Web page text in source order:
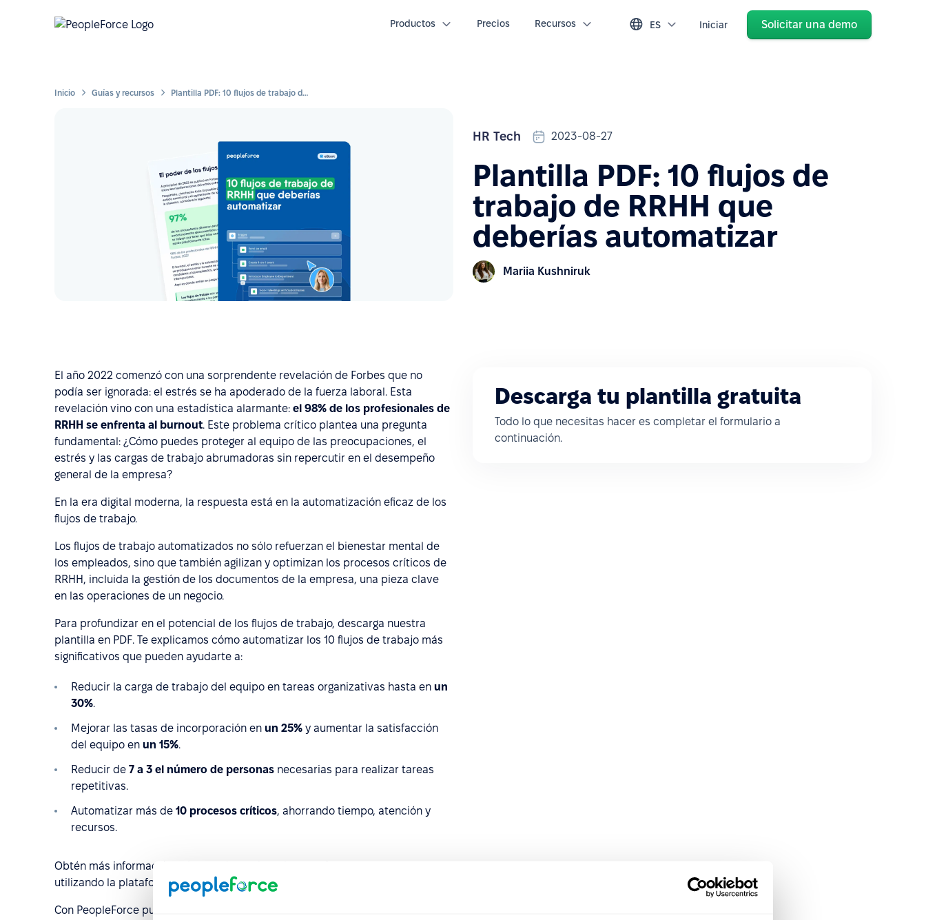
Productos Precios Recursos ES Iniciar Solicitar una demo
Inicio Guías y recursos Plantilla PDF: 10 flujos de trabajo de RRHH que deberías automatizar
HR Tech 2023-08-27
Plantilla PDF: 10 flujos de
trabajo de RRHH que
deberías automatizar
Mariia Kushniruk
El año 2022 comenzó con una sorprendente revelación de Forbes que no
podía ser ignorada: el estrés se ha apoderado de la fuerza laboral. Esta
revelación vino con una estadística alarmante: el 98% de los profesionales de
RRHH se enfrenta al burnout. Este problema crítico plantea una pregunta
fundamental: ¿Cómo puedes proteger al equipo de las preocupaciones, el
estrés y las cargas de trabajo abrumadoras sin repercutir en el desempeño
general de la empresa?
En la era digital moderna, la respuesta está en la automatización eficaz de los
flujos de trabajo.
Los flujos de trabajo automatizados no sólo refuerzan el bienestar mental de
los empleados, sino que también agilizan y optimizan los procesos críticos de
RRHH, incluida la gestión de los documentos de la empresa, una pieza clave
en las operaciones de un negocio.
Para profundizar en el potencial de los flujos de trabajo, descarga nuestra
plantilla en PDF. Te explicamos cómo automatizar los 10 flujos de trabajo más
significativos que pueden ayudarte a:
Reducir la carga de trabajo del equipo en tareas organizativas hasta en un
30%.
Mejorar las tasas de incorporación en un 25% y aumentar la satisfacción
del equipo en un 15%.
Reducir de 7 a 3 el número de personas necesarias para realizar tareas
repetitivas.
Automatizar más de 10 procesos críticos, ahorrando tiempo, atención y
recursos.
Obtén más información sobre los flujos de trabajo y cómo automatizarlos
utilizando la plataforma de RRHHen el artículo de nuestro blog oficial
Con PeopleForce puedes crear y administrar sin esfuerzo una gran variedad de
Descarga tu plantilla gratuita
Todo lo que necesitas hacer es completar el formulario a
continuación.